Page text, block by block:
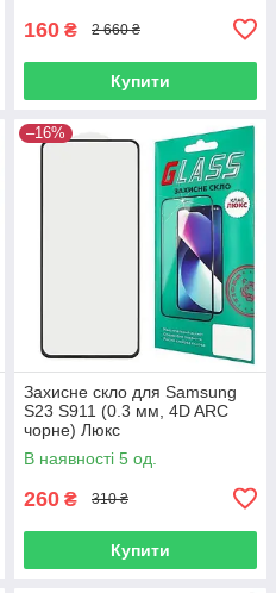
160 ₴ 2 660 ₴
Купити
–16%
Захисне скло для Samsung
S23 S911 (0.3 мм, 4D ARC
чорне) Люкс
В наявності 5 од.
260 ₴ 310 ₴
Купити